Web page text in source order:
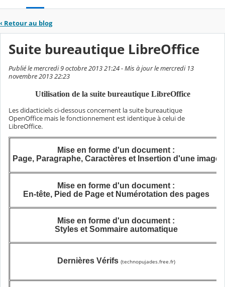
‹ Retour au blog
Suite bureautique LibreOffice
Publié le mercredi 9 octobre 2013 21:24 - Mis à jour le mercredi 13
novembre 2013 22:23
Utilisation de la suite bureautique LibreOffice
Les didacticiels ci-dessous concernent la suite bureautique
OpenOffice mais le fonctionnement est identique à celui de
LibreOffice.
Mise en forme d'un document :
Page, Paragraphe, Caractères et Insertion d'une image
Mise en forme d'un document :
En-tête, Pied de Page et Numérotation des pages
Mise en forme d'un document :
Styles et Sommaire automatique
Dernières Vérifs (technopujades.free.fr)